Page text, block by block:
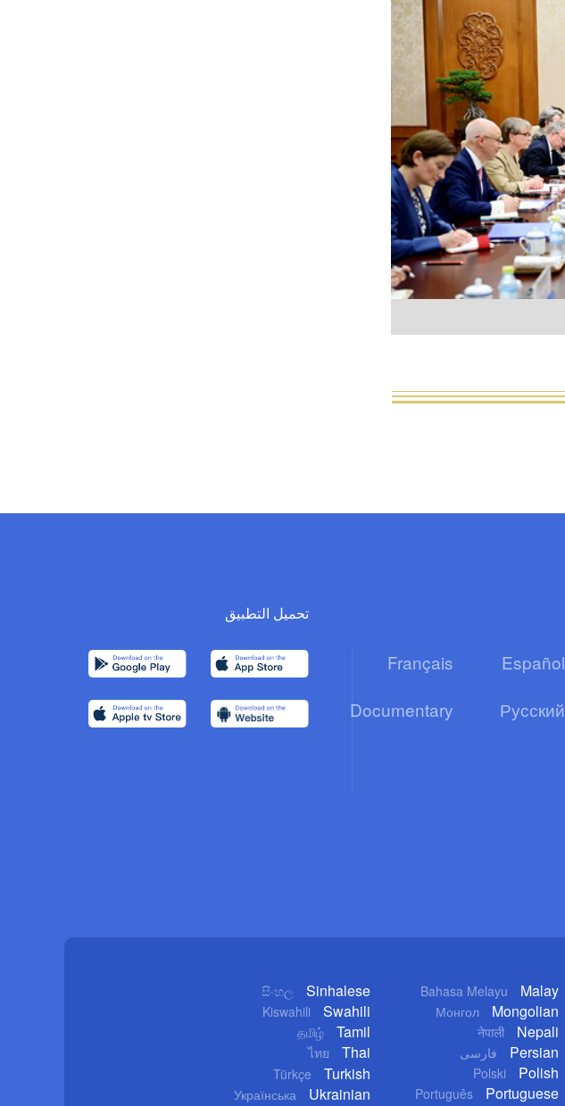
Español
Français
Русский
Documentary
تحميل التطبيق
Bahasa Melayu Malay
Монгол Mongolian
नेपाली Nepali
فارسی Persian
Polski Polish
Português Portuguese
සිංහල Sinhalese
Kiswahili Swahili
தமிழ் Tamil
ไทย Thai
Türkçe Turkish
Українська
Ukrainian